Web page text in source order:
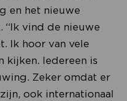
en het nieuwe
“Ik vind de nieuwe
Ik hoor van vele
kijken. Iedereen is
Zeker omdat er
ook internationaal